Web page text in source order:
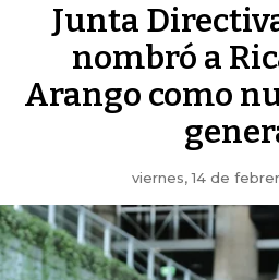
Junta
nombró a
Arango como
viernes, 14 de